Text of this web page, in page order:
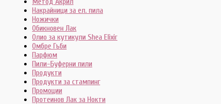
Накрайници за ел. пила
Ножички
Обикновен Лак
Олио за кутикули Shea Elixir
Омбре Гъби
Парфюм
Пили-Буферни пили
Продукти
Продукти за стампинг
Промоции
Протеинов Лак за Нокти